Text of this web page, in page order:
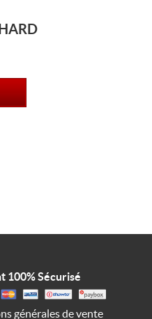
géants du cinéma. Il
Bernard Blier, Gérard Depardieu,
Une soirée de partage et
100% Sécurisé
générales de vente